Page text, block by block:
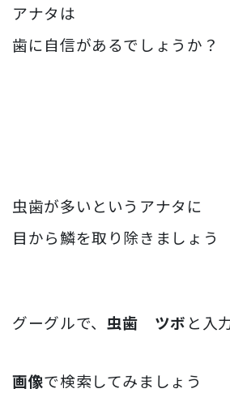
アナタは
歯に自信があるでしょうか？
虫歯が多いというアナタに
目から鱗を取り除きましょう
グーグルで、 虫歯 ツボ と入
画像で検索してみましょう